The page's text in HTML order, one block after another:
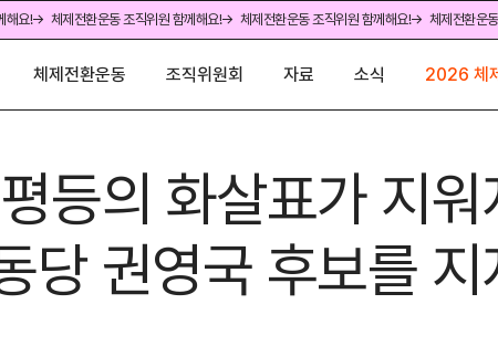
해요!→ 체제전환운동 조직위원 함께해요!→ 체제전환운동 조직위원 함께해요!→ 체제전환운동
체제전환운동 조직위원회 자료 소식 2026 체
등의 화살표가 지워
당 권영국 후보를 지